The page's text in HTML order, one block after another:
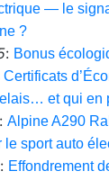
— le
?
: Bonus
et qui en
: Alpine A290
le sport auto
: Effondrement